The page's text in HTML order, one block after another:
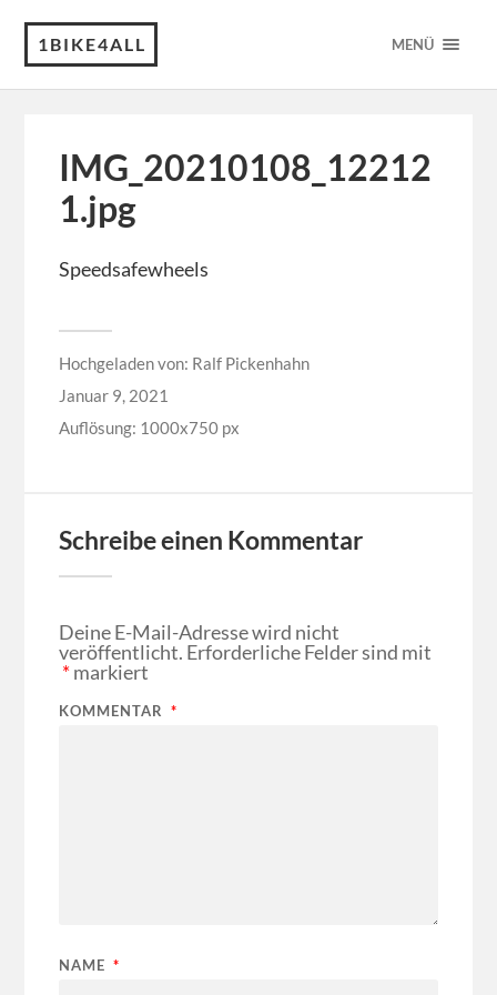
1BIKE4ALL MENÜ
IMG_20210108_12212
1.jpg
Speedsafewheels
Hochgeladen von: Ralf Pickenhahn
Januar 9, 2021
Auflösung: 1000x750 px
Schreibe einen Kommentar
Deine E-Mail-Adresse wird nicht
veröffentlicht. Erforderliche Felder sind mit
*markiert
KOMMENTAR *
NAME *